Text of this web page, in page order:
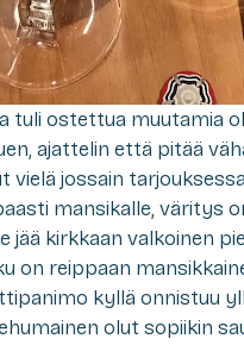
tuli ostettua muutamia
ajattelin että pitää
vielä jossain
mansikalle, väritys
jää kirkkaan valkoinen
on reippaan
kyllä onnistuu
olut sopiikin